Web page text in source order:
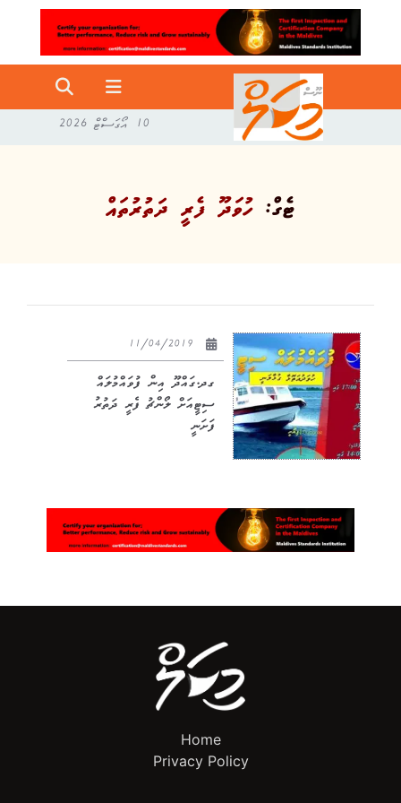
10 އޯގަސްޓް 2026
ޓެގް: ހުވަދޫ ފެރީ ދަތުރުތައް
ގދ.ގައްދޫ އިން ފުވައްމުލައް
ސިޓީއަށް ލޯންޗު ފެރީ ދަތުރު
ފަށަނީ
Home
Privacy Policy